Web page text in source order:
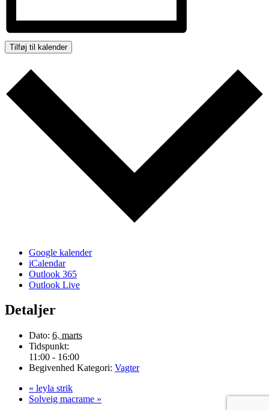
Tilføj til kalender
Google kalender
iCalendar
Outlook 365
Outlook Live
Detaljer
Dato: 6. marts
Tidspunkt:
11:00 - 16:00
Begivenhed Kategori: Vagter
« leyla strik
Solveig macrame »